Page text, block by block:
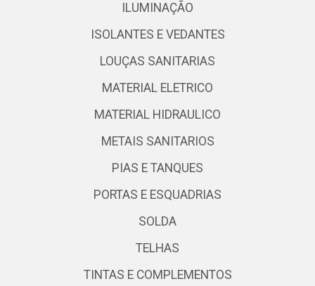
ILUMINAÇÃO
ISOLANTES E VEDANTES
LOUÇAS SANITARIAS
MATERIAL ELETRICO
MATERIAL HIDRAULICO
METAIS SANITARIOS
PIAS E TANQUES
PORTAS E ESQUADRIAS
SOLDA
TELHAS
TINTAS E COMPLEMENTOS